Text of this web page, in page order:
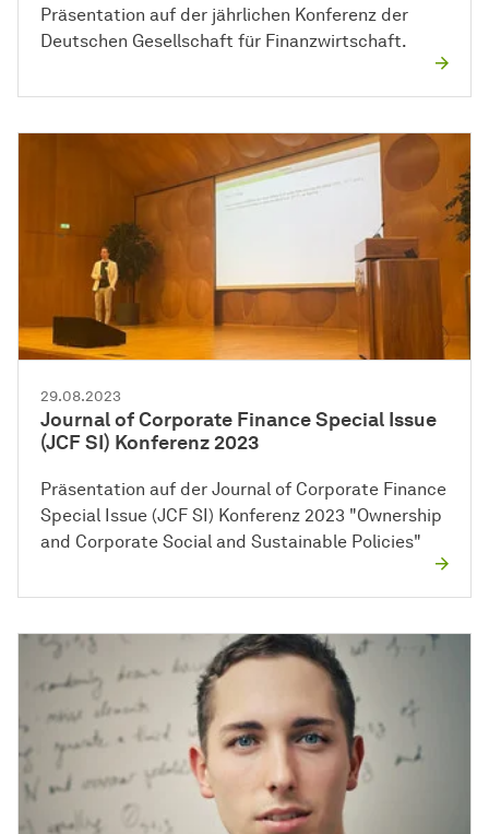
Präsentation auf der jährlichen Konferenz der
Deutschen Gesellschaft für Finanzwirtschaft.
29.08.2023
Journal of Corporate Finance Special Issue
(JCF SI) Konferenz 2023
Präsentation auf der Journal of Corporate Finance
Special Issue (JCF SI) Konferenz 2023 "Ownership
and Corporate Social and Sustainable Policies"